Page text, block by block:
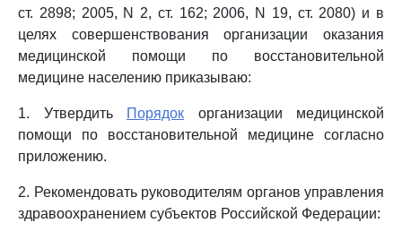
ст. 2898; 2005, N 2, ст. 162; 2006, N 19, ст. 2080) и в
целях совершенствования организации оказания
медицинской помощи по восстановительной
медицине населению приказываю:
1. Утвердить Порядок организации медицинской
помощи по восстановительной медицине согласно
приложению.
2. Рекомендовать руководителям органов управления
здравоохранением субъектов Российской Федерации: